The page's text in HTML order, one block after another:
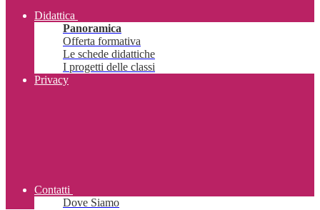
Didattica
Panoramica
Offerta formativa
Le schede didattiche
I progetti delle classi
Privacy
Contatti
Dove Siamo